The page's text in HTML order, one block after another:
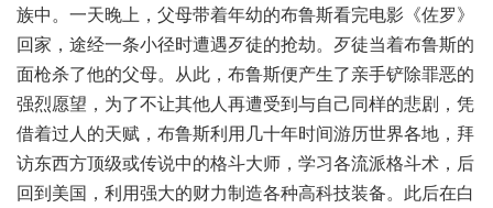
族中。一天晚上，父母带着年幼的布鲁斯看完电影《佐罗》
回家，途经一条小径时遭遇歹徒的抢劫。歹徒当着布鲁斯的
面枪杀了他的父母。从此，布鲁斯便产生了亲手铲除罪恶的
强烈愿望，为了不让其他人再遭受到与自己同样的悲剧，凭
借着过人的天赋，布鲁斯利用几十年时间游历世界各地，拜
访东西方顶级或传说中的格斗大师，学习各流派格斗术，后
回到美国，利用强大的财力制造各种高科技装备。此后在白